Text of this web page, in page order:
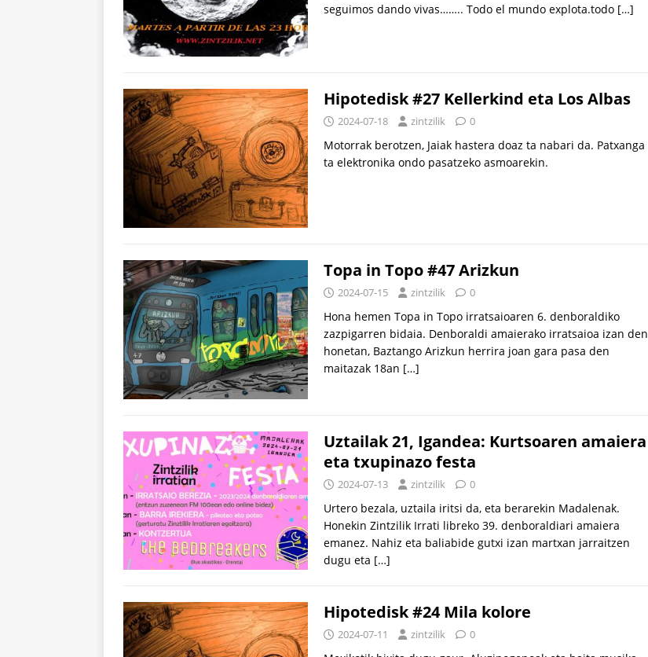
seguimos dando vivas…….. Todo el mundo explota.todo […]
Hipotedisk #27 Kellerkind eta Los Albas
2024-07-18 zintzilik 0
Motorrak berotzen, Jaiak hastera doaz ta nabari da. Patxanga
ta elektronika ondo pasatzeko asmoarekin.
Topa in Topo #47 Arizkun
2024-07-15 zintzilik 0
Hona hemen Topa in Topo irratsaioaren 6. denboraldiko
zazpigarren bidaia. Denboraldi amaierako irratsaioa izan den
honetan, Baztango Arizkun herrira joan gara pasa den
maitazak 18an […]
Uztailak 21, Igandea: Kurtsoaren amaiera
eta txupinazo festa
2024-07-13 zintzilik 0
Urtero bezala, uztaila iritsi da, eta berarekin Madalenak.
Honekin Zintzilik Irrati libreko 39. denboraldiari amaiera
emanez. Nahiz eta baliabide gutxi izan martxan jarraitzen
dugu eta […]
Hipotedisk #24 Mila kolore
2024-07-11 zintzilik 0